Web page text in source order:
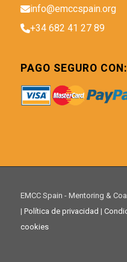
info@emccspain.org
+34 682 41 27 89
PAGO SEGURO CON:
EMCC Spain - Mentoring &
| Política de privacidad |
cookies